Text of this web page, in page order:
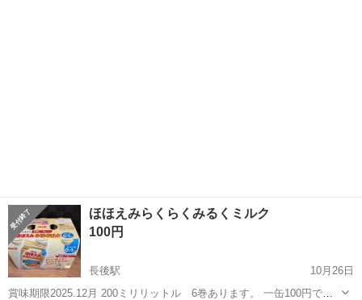
ほほえみらくらくみるくミルク
100円
長後駅
10月26日
賞味期限2025.12月 200ミリリットル 6巻あります。 一缶100円でい